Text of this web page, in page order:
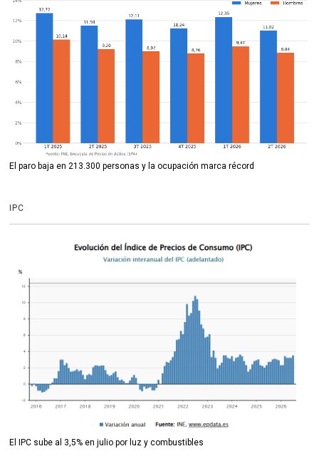
El paro baja en 213.300 personas y la ocupación marca récord
IPC
El IPC sube al 3,5% en julio por luz y combustibles